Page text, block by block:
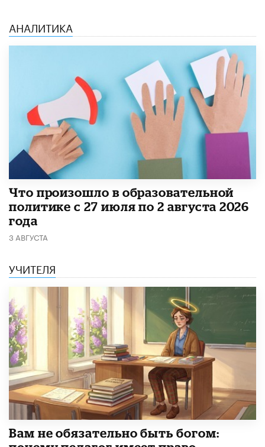
АНАЛИТИКА
​Что произошло в образовательной
политике с 27 июля по 2 августа 2026
года
3 АВГУСТА
УЧИТЕЛЯ
​Вам не обязательно быть богом: